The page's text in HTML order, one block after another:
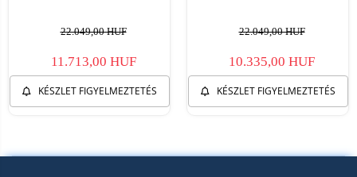
22.049,00 HUF
11.713,00 HUF
KÉSZLET FIGYELMEZTETÉS
22.049,00 HUF
10.335,00 HUF
KÉSZLET FIGYELMEZTETÉS